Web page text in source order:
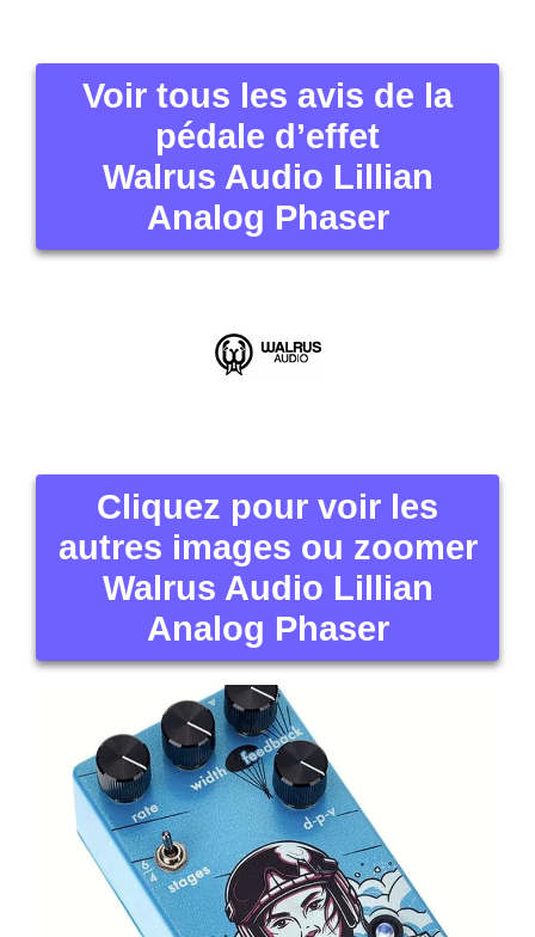
Voir tous les avis de la
pédale d’effet
Walrus Audio Lillian
Analog Phaser
Cliquez pour voir les
autres images ou zoomer
Walrus Audio Lillian
Analog Phaser